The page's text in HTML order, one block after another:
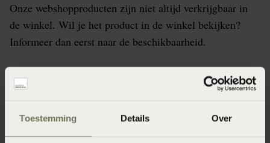
Toestemming Details Over
Onze webshopproducten zijn niet altijd verkrijgbaar in
de winkel. Wil je het product in de winkel bekijken?
Informeer dan eerst naar de beschikbaarheid.